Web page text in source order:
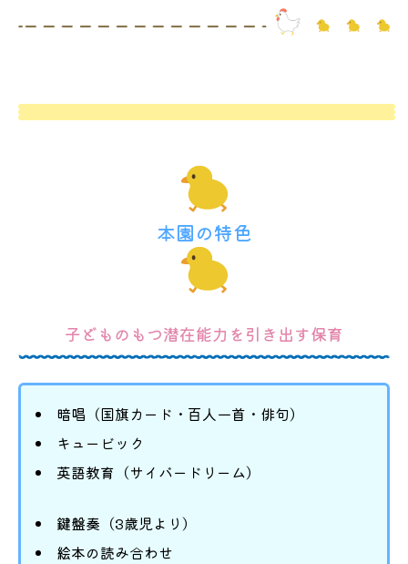
本園の特色
子どものもつ潜在能力を引き出す保育
暗唱（国旗カード・百人一首・俳句）
キュービック
英語教育（サイバードリーム）
鍵盤奏（3歳児より）
絵本の読み合わせ